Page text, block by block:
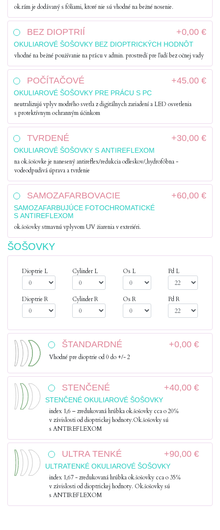
ok.rám je dodávaný s fóliami, ktoré nie sú vhodné na bežné nosenie.
BEZ DIOPTRIÍ +0,00 €
OKULIAROVÉ ŠOŠOVKY BEZ DIOPTRICKÝCH HODNÔT
vhodné na bežné používanie na prácu v admin. prostredí pre ľudí bez očnej vady
POČÍTAČOVÉ +45.00 €
OKULIAROVÉ ŠOŠOVKY PRE PRÁCU S PC
neutralizujú vplyv modrého svetla z digitálnych zariadení a LED osvetlenia
s protektívnym ochranným účinkom
TVRDENÉ +30,00 €
OKULIAROVÉ ŠOŠOVKY S ANTIREFLEXOM
na ok.šošovke je nanesený antireflex/redukcia odleskov/,hydrofóbna -
vodeodpudivá úprava a tvrdenie
SAMOZAFARBOVACIE +60,00 €
SAMOZAFARBUJÚCE FOTOCHROMATICKÉ
S ANTIREFLEXOM
ok.šošovky stmavnú vplyvom UV žiarenia v exteriéri.
ŠOŠOVKY
Dioptrie L
Dioptrie R
Cylinder L
Cylinder R
Os L
Os R
Pd L
Pd R
ŠTANDARDNÉ +0,00 €
Vhodné pre dioptrie od 0 do +/- 2
STENČENÉ +40,00 €
STENČENÉ OKULIAROVÉ ŠOŠOVKY
index 1,6 – zredukovaná hrúbka ok.šošovky cca o 20℅
v závislosti od dioptrickej hodnoty.Ok.šošovky sú
s ANTIREFLEXOM
ULTRA TENKÉ +90,00 €
ULTRATENKÉ OKULIAROVÉ ŠOŠOVKY
index 1,67 - zredukovaná hrúbka ok.šošovky cca o 35℅
v závislosti od dioptrickej hodnoty. Ok.šošovky sú
s ANTIREFLEXOM